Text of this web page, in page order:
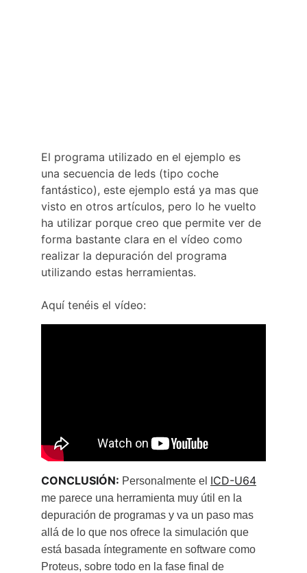
El programa utilizado en el ejemplo es
una secuencia de leds (tipo coche
fantástico), este ejemplo está ya mas que
visto en otros artículos, pero lo he vuelto
ha utilizar porque creo que permite ver de
forma bastante clara en el vídeo como
realizar la depuración del programa
utilizando estas herramientas.
Aquí tenéis el vídeo:
CONCLUSIÓN: Personalmente el ICD-U64
me parece una herramienta muy útil en la
depuración de programas y va un paso mas
allá de lo que nos ofrece la simulación que
está basada íntegramente en software como
Proteus, sobre todo en la fase final de